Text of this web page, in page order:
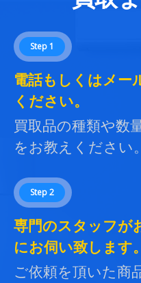
Step 1
電話もしくはメー
ください。
買取品の種類や数
をお教えください。
Step 2
専門のスタッフが
にお伺い致します。
ご依頼を頂いた商